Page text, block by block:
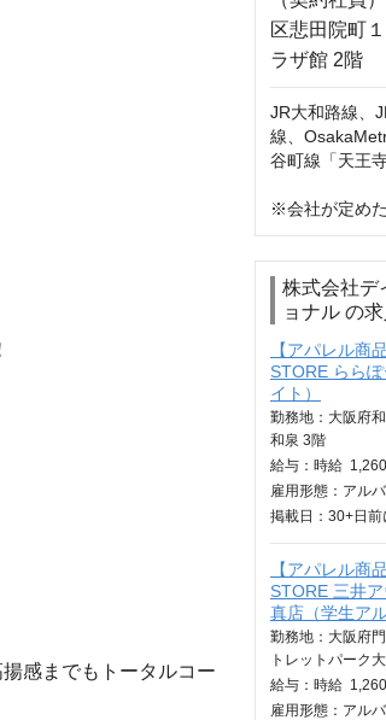
感までもトータルコー
JR大和路線、
線、
谷町線「天王
※会社が定め
株式会社デ
ョナル の求
【アパレル商
STORE らら
イト）
勤務地：大阪府
和泉 3階
給与： 時給
雇用形態：アル
掲載日： 30+日 前
【アパレル商
STORE 三井
真店（学生ア
勤務地：大阪府
トレットパーク
給与： 時給
雇用形態：アル